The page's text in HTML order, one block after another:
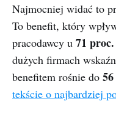
Najmocniej widać to
To benefit, który
pracodawcy u 71
dużych firmach
benefitem rośnie do
tekście o najbardziej